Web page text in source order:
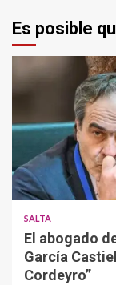
Es posible
SALTA
El abogado
García
Cordeyro”